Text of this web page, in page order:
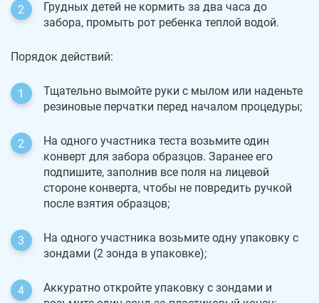
Грудных детей не кормить за два часа до
забора, промыть рот ребенка теплой водой.
Порядок действий:
Тщательно вымойте руки с мылом или наденьте
резиновые перчатки перед началом процедуры;
На одного участника теста возьмите один
конверт для забора образцов. Заранее его
подпишите, заполнив все поля на лицевой
стороне конверта, чтобы не повредить ручкой
после взятия образцов;
На одного участника возьмите одну упаковку с
зондами (2 зонда в упаковке);
Аккуратно откройте упаковку с зондами и